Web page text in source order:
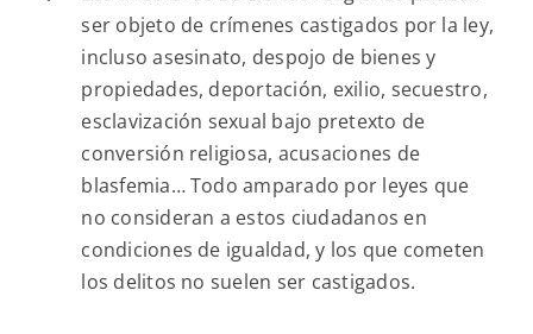
ser objeto de crímenes castigados por la ley,
incluso asesinato, despojo de bienes y
propiedades, deportación, exilio, secuestro,
esclavización sexual bajo pretexto de
conversión religiosa, acusaciones de
blasfemia… Todo amparado por leyes que
no consideran a estos ciudadanos en
condiciones de igualdad, y los que cometen
los delitos no suelen ser castigados.